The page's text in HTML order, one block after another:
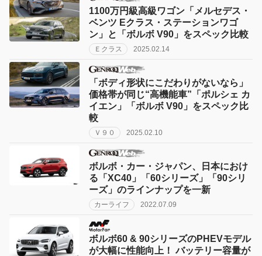
で
絞
り
込
1100万円級高級ワゴン「メルセデス・
ベンツ Eクラス・ステーションワゴ
ン」と「ボルボ V90」をスペック比較
Ｅクラス 2025.02.14
「ボディ形状にこだわりがないなら」
価格帯が同じ“高機能車”「ポルシェ カ
イエン」「ボルボ V90」をスペック比
較
Ｖ９０ 2025.02.10
ボルボ・カー・ジャパン、日本におけ
る「XC40」「60シリーズ」「90シリ
ーズ」のラインナップを一新
カーライフ 2022.07.09
ボルボ60 & 90シリーズのPHEVモデル
が大幅に性能向上！ バッテリー容量が